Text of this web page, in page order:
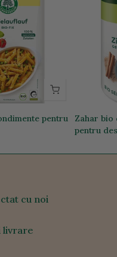
pentru
Zahar
pentru
cu noi
livrare